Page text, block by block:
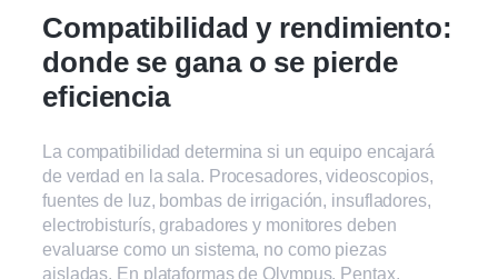
Compatibilidad y rendimiento:
donde se gana o se pierde
eficiencia
La compatibilidad determina si un equipo encajará
de verdad en la sala. Procesadores, videoscopios,
fuentes de luz, bombas de irrigación, insufladores,
electrobisturís, grabadores y monitores deben
evaluarse como un sistema, no como piezas
aisladas. En plataformas de Olympus, Pentax,